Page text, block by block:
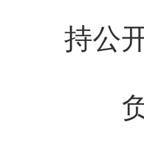
持公
负